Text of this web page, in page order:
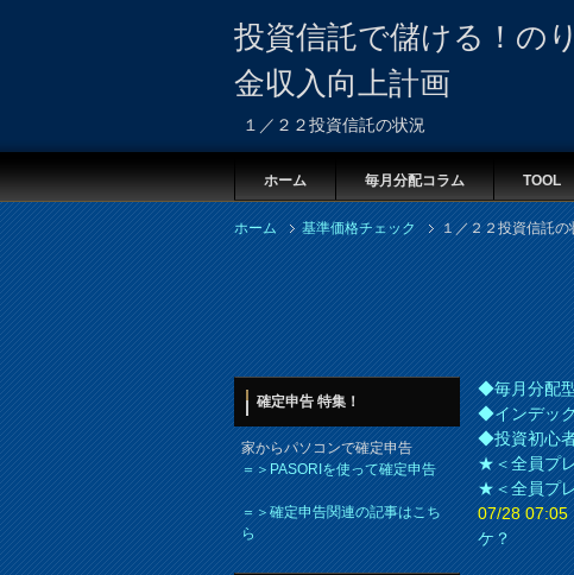
投資信託で儲ける！の
金収入向上計画
１／２２投資信託の状況
ホーム 毎月分配コラム TOOL
ホーム 基準価格チェック １／２２投資信託の
◆毎月分配
◆インデッ
◆投資初心
★＜全員プ
★＜全員プ
07/28
ケ？
確定申告 特集！
家からパソコンで確定申告
＝＞PASORIを使って確定申告
＝＞確定申告関連の記事はこち
ら